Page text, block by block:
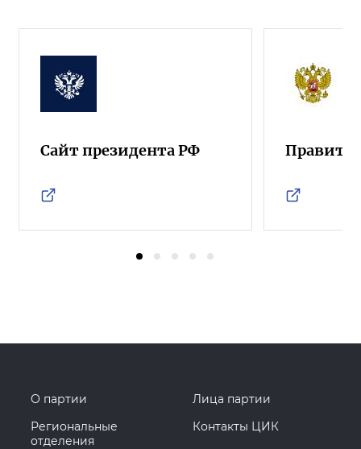
Сайт президента РФ
О партии
Лица партии
Региональные
отделения
Контакты ЦИК